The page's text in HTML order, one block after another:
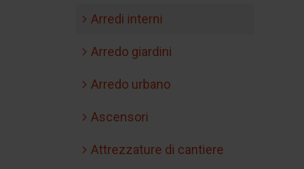
Arredi interni
Arredo giardini
Arredo urbano
Ascensori
Attrezzature di cantiere